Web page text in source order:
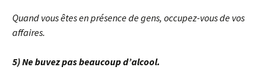
Quand vous êtes en présence de gens, occupez-vous de vos
affaires.
5) Ne buvez pas beaucoup d’alcool.